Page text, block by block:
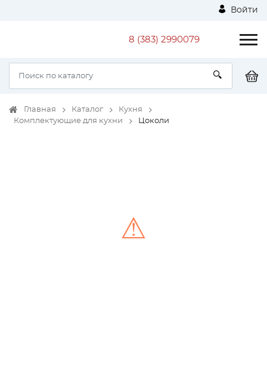
Войти
8 (383) 2990079
Главная Каталог
Кухня
Комплектующие для кухни
Цоколи
⚠